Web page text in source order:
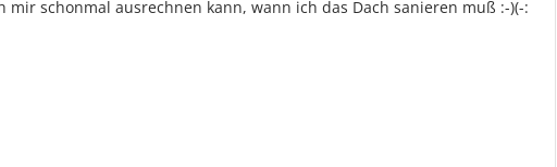
mir schonmal ausrechnen kann, wann ich das Dach sanieren muß :-)(-: